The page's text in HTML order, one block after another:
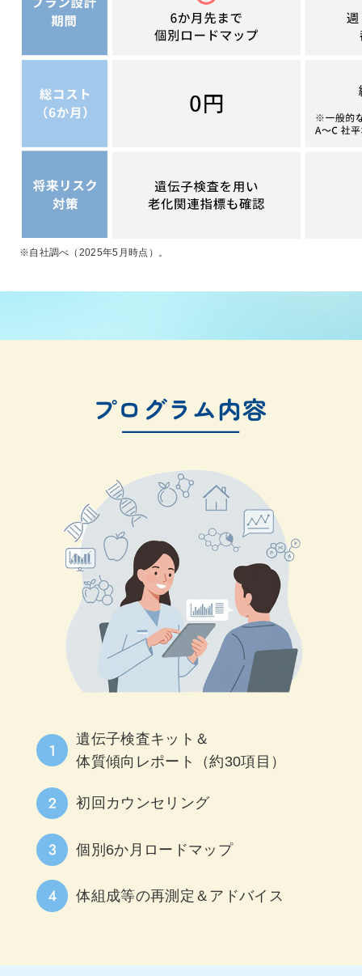
※自社調べ（2025年5月時点）。
遺伝子検査キット＆
体質傾向レポート（約30項目）
初回カウンセリング
個別6か月ロードマップ
体組成等の再測定＆アドバイス